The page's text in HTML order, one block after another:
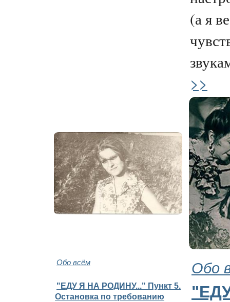
(а я
>>
Обо всём Обо
"ЕДУ Я НА РОДИНУ..." Пункт 5.
Остановка по требованию